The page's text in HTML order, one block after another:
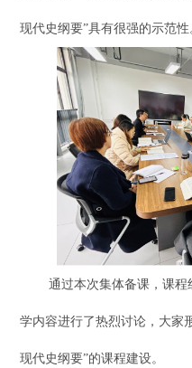
现代史纲要”具有很强的示范性
通过本次集体备课，课
学内容进行了热烈讨论，大家
现代史纲要”的课程建设。